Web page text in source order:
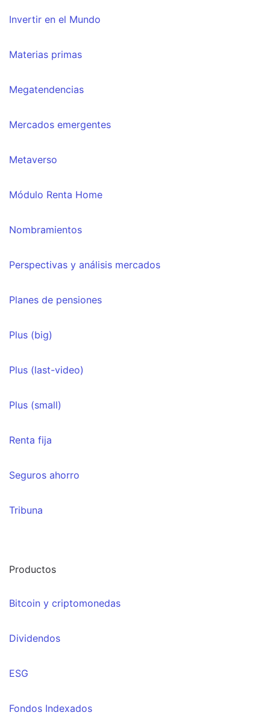
Invertir en el Mundo
Materias primas
Megatendencias
Mercados emergentes
Metaverso
Módulo Renta Home
Nombramientos
Perspectivas y análisis mercados
Planes de pensiones
Plus (big)
Plus (last-video)
Plus (small)
Renta fija
Seguros ahorro
Tribuna
Productos
Bitcoin y criptomonedas
Dividendos
ESG
Fondos Indexados